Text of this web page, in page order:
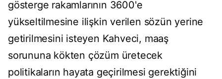
gösterge rakamlarının 3600'e
yükseltilmesine ilişkin verilen sözün yerine
getirilmesini isteyen Kahveci, maaş
sorununa kökten çözüm üretecek
politikaların hayata geçirilmesi gerektiğini